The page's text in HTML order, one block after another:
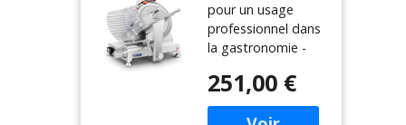
250EXPERT
(40x48x37cm,
180W,
épaisseur de
coupe 0-12
mm, diamètre
pour un usage
professionnel dans
la gastronomie -
Voltage 230 V -
Puissance de 180
251,00 €